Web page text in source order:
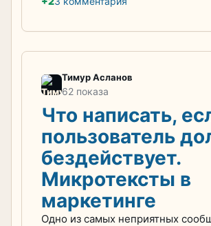
Тимур Асланов
62 показа
Что написать,
пользователь
бездействует.
Микротексты в
маркетинге
Одно из самых неприятных